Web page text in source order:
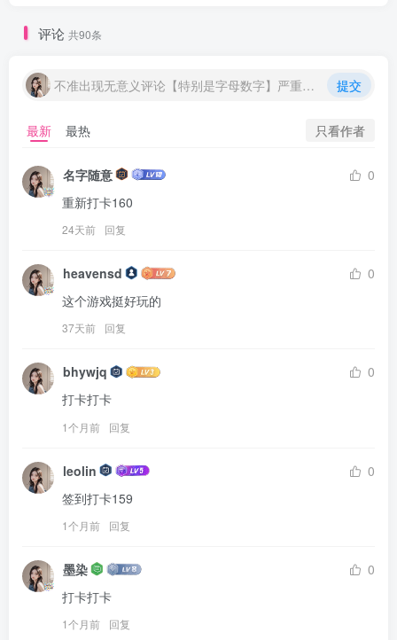
评论 共90条
不准出现无意义评论【特别是字母数字】严重封号处理 提交
最新 最热 只看作者
名字随意
0
重新打卡160
24天前 回复
heavensd
0
这个游戏挺好玩的
37天前 回复
bhywjq
0
打卡打卡
1个月前 回复
leolin
0
签到打卡159
1个月前 回复
墨染
0
打卡打卡
1个月前 回复